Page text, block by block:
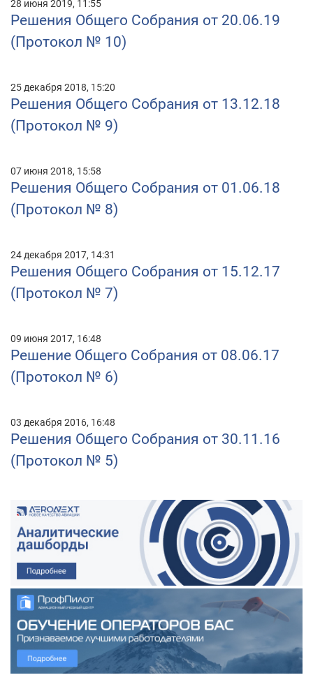
28 июня 2019, 11:55
Решения Общего Собрания от 20.06.19
(Протокол № 10)
25 декабря 2018, 15:20
Решения Общего Собрания от 13.12.18
(Протокол № 9)
07 июня 2018, 15:58
Решения Общего Собрания от 01.06.18
(Протокол № 8)
24 декабря 2017, 14:31
Решения Общего Собрания от 15.12.17
(Протокол № 7)
09 июня 2017, 16:48
Решение Общего Собрания от 08.06.17
(Протокол № 6)
03 декабря 2016, 16:48
Решения Общего Собрания от 30.11.16
(Протокол № 5)